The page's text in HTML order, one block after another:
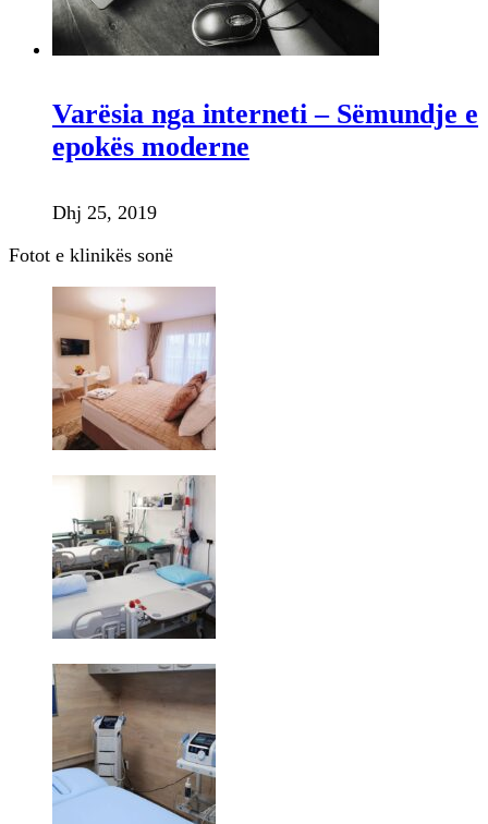
Varësia nga interneti – Sëmundje e
epokës moderne
Dhj 25, 2019
Fotot e klinikës sonë